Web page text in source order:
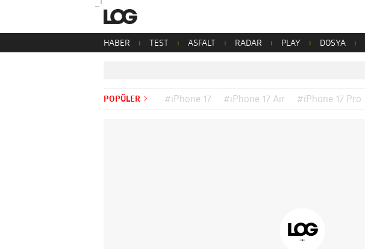
HABER TEST ASFALT RADAR PLAY DOSYA
POPÜLER #iPhone 17 #iPhone 17 Air #iPhone 17 Pro